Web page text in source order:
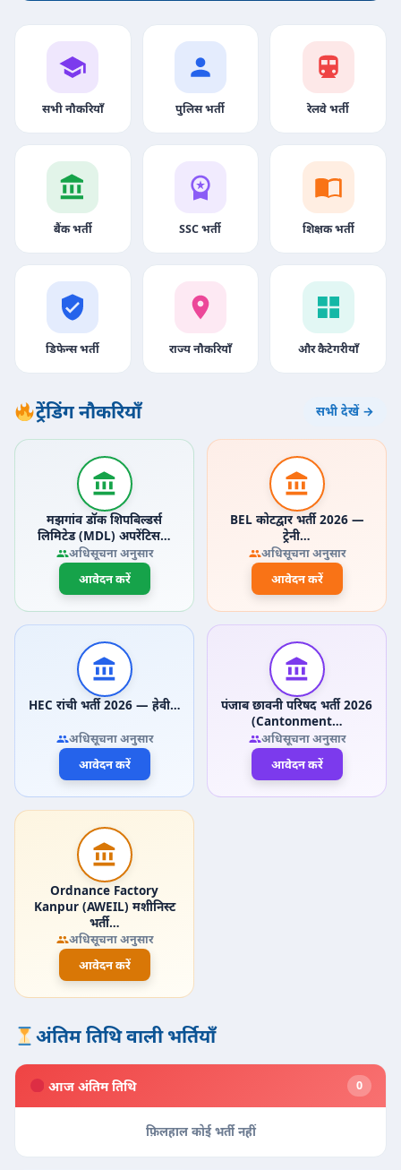
सभी नौकरियाँ पुलिस भर्ती रेलवे भर्ती
बैंक भर्ती SSC भर्ती शिक्षक भर्ती
डिफेन्स भर्ती राज्य नौकरियाँ और कैटेगरीयाँ
ट्रेंडिंग नौकरियाँ सभी देखें →
मझगांव डॉक शिपबिल्डर्स
लिमिटेड (MDL) अपरेंटिस…
अधिसूचना अनुसार
आवेदन करें
BEL कोटद्वार भर्ती 2026 —
ट्रेनी…
अधिसूचना अनुसार
आवेदन करें
HEC रांची भर्ती 2026 — हेवी…
अधिसूचना अनुसार
आवेदन करें
पंजाब छावनी परिषद भर्ती 2026
(Cantonment…
अधिसूचना अनुसार
आवेदन करें
Ordnance Factory
Kanpur (AWEIL) मशीनिस्ट
भर्ती…
अधिसूचना अनुसार
आवेदन करें
अंतिम तिथि वाली भर्तियाँ
आज अंतिम तिथि 0
फ़िलहाल कोई भर्ती नहीं